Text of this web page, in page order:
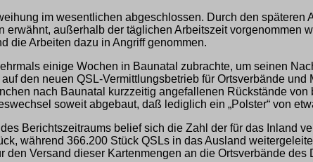
im wesentlichen abgeschlossen. Durch den späteren
außerhalb der täglichen Arbeitszeit vorgenommen
die Arbeiten dazu in Angriff genommen.
einige Wochen in Baunatal zubrachte, um seinen
den neuen QSL-Vermittlungsbetrieb für Ortsverbände
nach Baunatal kurzzeitig angefallenen Rückstände
soweit abgebaut, daß lediglich ein „Polster“ von
Berichtszeitraums belief sich die Zahl der für das Inland
während 366.200 Stück QSLs in das Ausland
Versand dieser Kartenmengen an die Ortsverbände